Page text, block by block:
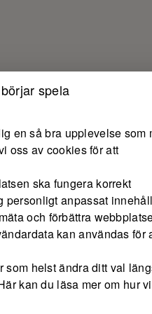
spela
en så bra upplevelse
oss av cookies för att
ska fungera korrekt
personligt anpassat innehåll
och förbättra
kan användas
som helst ändra ditt val
kan du läsa mer om hur